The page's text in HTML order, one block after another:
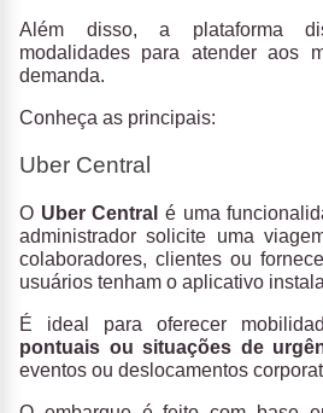
Além disso, a plataforma
modalidades para atender aos
demanda.
Conheça as principais:
Uber Central
O Uber Centralé uma
administrador solicite uma
colaboradores, clientes ou
usuários tenham o aplicativo
É ideal para oferecer
pontuais ou situações de
eventos ou deslocamentos